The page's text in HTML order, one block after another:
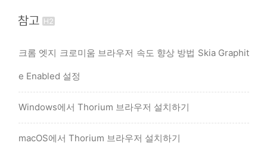
참고
크롬 엣지 크로미움 브라우저 속도 향상 방법 Skia Graphit
e Enabled 설정
Windows에서 Thorium 브라우저 설치하기
macOS에서 Thorium 브라우저 설치하기